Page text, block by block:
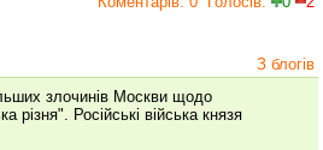
З блогів
злочинів Москви щодо
різня". Російські війська князя